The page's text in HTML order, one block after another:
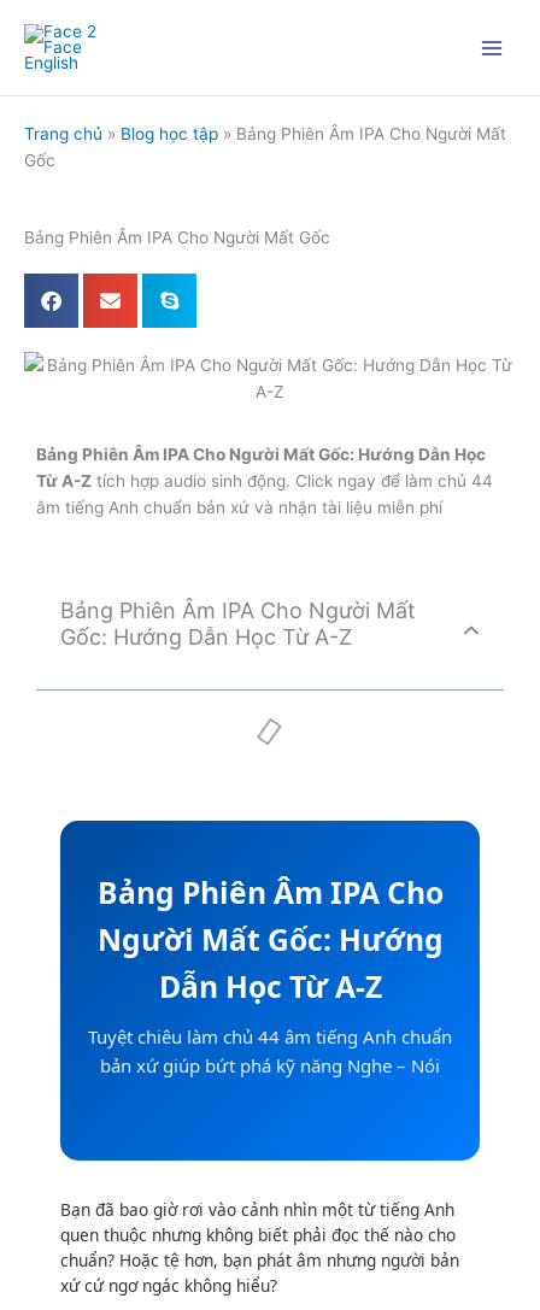
dung
Trang chủ » Blog học tập » Bảng Phiên Âm IPA Cho Người Mất
Gốc
Bảng Phiên Âm IPA Cho Người Mất Gốc
Bảng Phiên Âm IPA Cho Người Mất Gốc: Hướng Dẫn Học
Từ A-Z tích hợp audio sinh động. Click ngay để làm chủ 44
âm tiếng Anh chuẩn bản xứ và nhận tài liệu miễn phí
Bảng Phiên Âm IPA Cho Người Mất
Gốc: Hướng Dẫn Học Từ A-Z
Bảng Phiên Âm IPA Cho
Người Mất Gốc: Hướng
Dẫn Học Từ A-Z
Tuyệt chiêu làm chủ 44 âm tiếng Anh chuẩn
bản xứ giúp bứt phá kỹ năng Nghe – Nói
Bạn đã bao giờ rơi vào cảnh nhìn một từ tiếng Anh
quen thuộc nhưng không biết phải đọc thế nào cho
chuẩn? Hoặc tệ hơn, bạn phát âm nhưng người bản
xứ cứ ngơ ngác không hiểu?